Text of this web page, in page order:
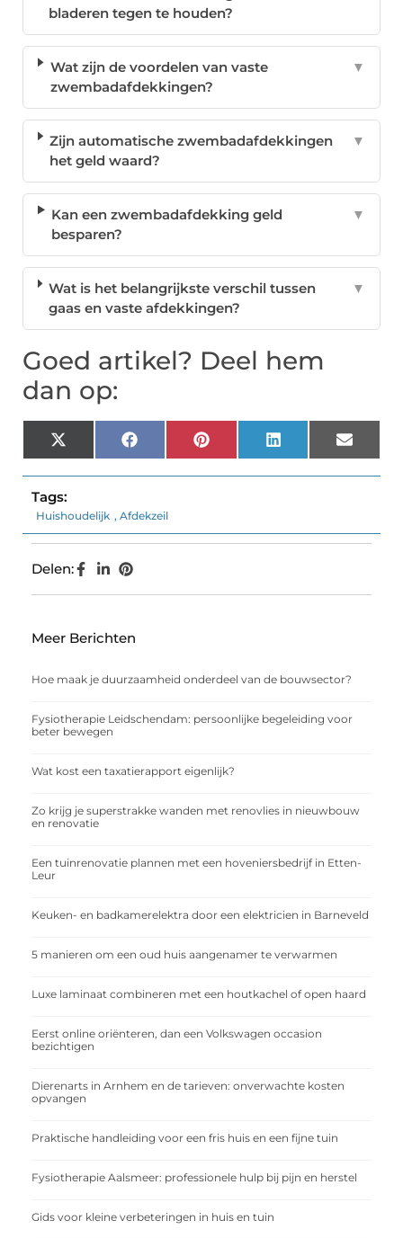
bladeren tegen te houden?
Wat zijn de voordelen van vaste
zwembadafdekkingen?
▼
Zijn automatische zwembadafdekkingen
het geld waard?
▼
Kan een zwembadafdekking geld
besparen?
▼
Wat is het belangrijkste verschil tussen
gaas en vaste afdekkingen?
▼
Goed artikel? Deel hem
dan op:
X
(Twitter)
FacebookPinterest LinkedIn Email
Tags:
Huishoudelijk , Afdekzeil
Delen:
Meer Berichten
Hoe maak je duurzaamheid onderdeel van de bouwsector?
Fysiotherapie Leidschendam: persoonlijke begeleiding voor
beter bewegen
Wat kost een taxatierapport eigenlijk?
Zo krijg je superstrakke wanden met renovlies in nieuwbouw
en renovatie
Een tuinrenovatie plannen met een hoveniersbedrijf in Etten-
Leur
Keuken- en badkamerelektra door een elektricien in Barneveld
5 manieren om een oud huis aangenamer te verwarmen
Luxe laminaat combineren met een houtkachel of open haard
Eerst online oriënteren, dan een Volkswagen occasion
bezichtigen
Dierenarts in Arnhem en de tarieven: onverwachte kosten
opvangen
Praktische handleiding voor een fris huis en een fijne tuin
Fysiotherapie Aalsmeer: professionele hulp bij pijn en herstel
Gids voor kleine verbeteringen in huis en tuin